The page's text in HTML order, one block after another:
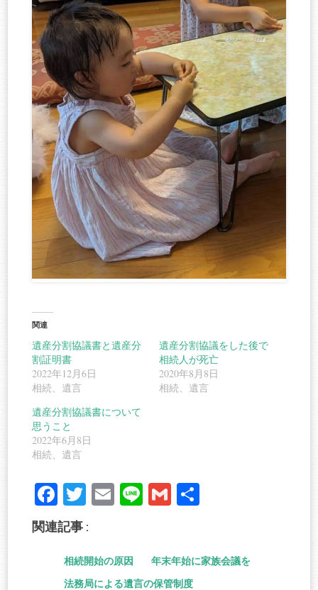
関連
遺産分割協議書と遺産分
割証明書
2022年12月6日
相続、遺言
遺産分割協議をした後で
相続人が死亡
2020年8月8日
相続、遺言
遺産分割協議書について
思うこと
2022年6月8日
相続、遺言
Fa
ce
bo
ok
T
wi
tte
r
E Li G
関連記事 :
相続開始の原因
年末年始に家族会議を
法務局による遺言の保管制度